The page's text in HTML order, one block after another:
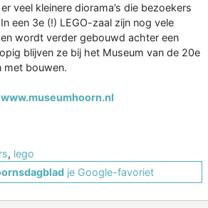
veel kleinere diorama’s die bezoekers
een 3e (!) LEGO-zaal zijn nog vele
wordt verder gebouwd achter een
blijven ze bij het Museum van de 20e
met bouwen.
www.museumhoorn.nl
, lego
je Google-favoriet